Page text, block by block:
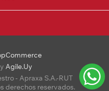
Agile.Uy
- Apraxa S.A.-RUT
derechos reservados.